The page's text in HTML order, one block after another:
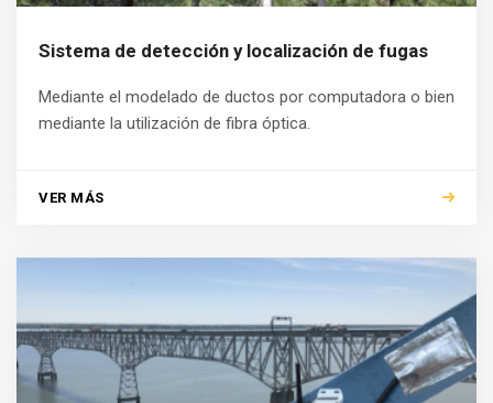
Sistema de detección y localización de fugas
Mediante el modelado de ductos por computadora o bien
mediante la utilización de fibra óptica.
VER MÁS